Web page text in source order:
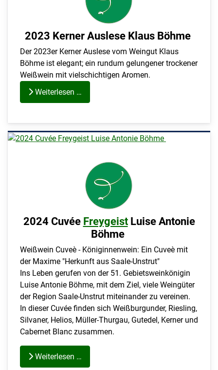
2023 Kerner Auslese Klaus Böhme
Der 2023er Kerner Auslese vom Weingut Klaus
Böhme ist elegant; ein rundum gelungener trockener
Weißwein mit vielschichtigen Aromen.
Weiterlesen …
2024 Cuvée FreygeistLuise Antonie
Böhme
Weißwein Cuveè - Königinnenwein: Ein Cuveè mit
der Maxime "Herkunft aus Saale-Unstrut"
Ins Leben gerufen von der 51. Gebietsweinkönigin
Luise Antonie Böhme, mit dem Ziel, viele Weingüter
der Region Saale-Unstrut miteinander zu vereinen.
In dieser Cuvée finden sich Weißburgunder, Riesling,
Silvaner, Helios, Müller-Thurgau, Gutedel, Kerner und
Cabernet Blanc zusammen.
Weiterlesen …